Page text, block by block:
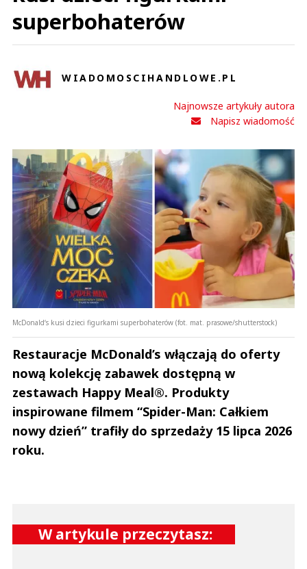
superbohaterów
WIADOMOSCIHANDLOWE.PL
Najnowsze artykuły autora
Napisz wiadomość
McDonald‘s kusi dzieci figurkami superbohaterów (fot. mat. prasowe/shutterstock)
Restauracje McDonald’s włączają do oferty
nową kolekcję zabawek dostępną w
zestawach Happy Meal®. Produkty
inspirowane filmem “Spider-Man: Całkiem
nowy dzień” trafiły do sprzedaży 15 lipca 2026
roku.
W artykule przeczytasz: